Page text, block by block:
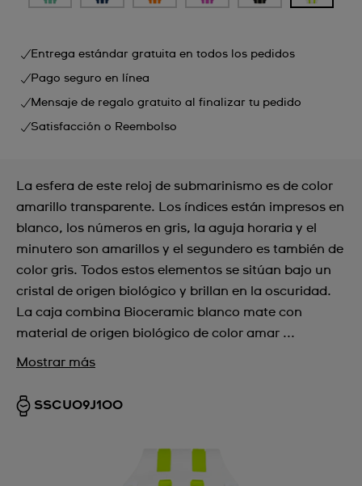
Entrega estándar gratuita en todos los pedidos
Pago seguro en línea
Mensaje de regalo gratuito al finalizar tu pedido
Satisfacción o Reembolso
La esfera de este reloj de submarinismo es de color
amarillo transparente. Los índices están impresos en
blanco, los números en gris, la aguja horaria y el
minutero son amarillos y el segundero es también de
color gris. Todos estos elementos se sitúan bajo un
cristal de origen biológico y brillan en la oscuridad.
La caja combina Bioceramic blanco mate con
material de origen biológico de color amar ...
Mostrar más
SSCU09J100